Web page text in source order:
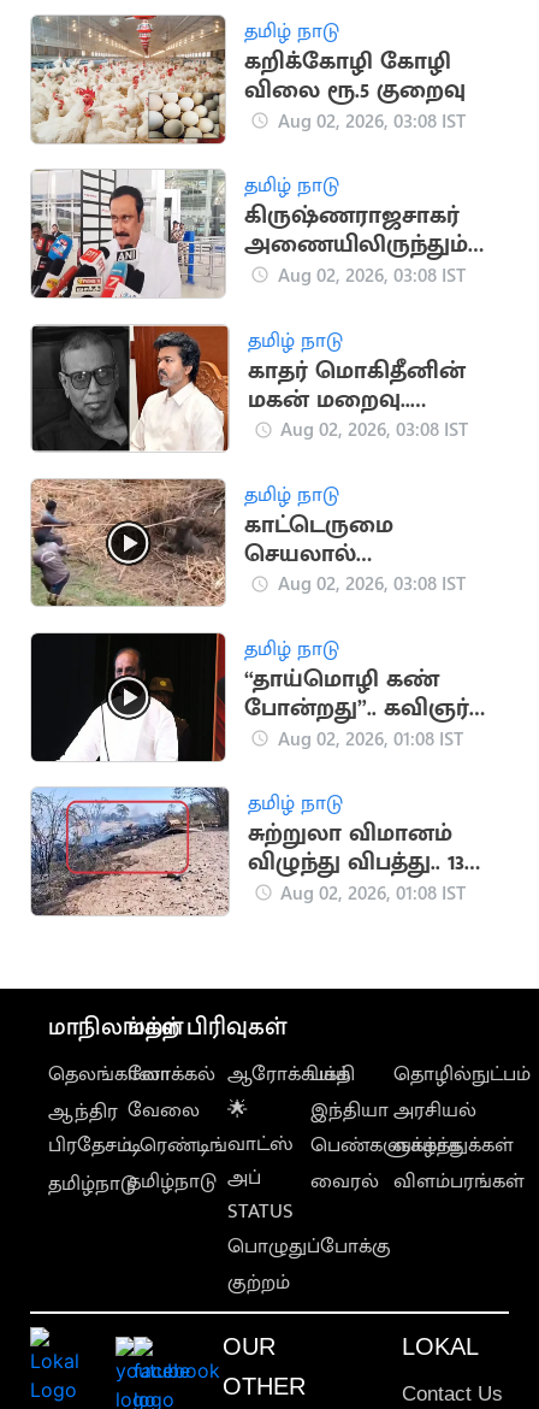
நயினார் காட்டம்
தமிழ் நாடு
கறிக்கோழி கோழி
விலை ரூ.5 குறைவு
Aug 02, 2026, 03:08 IST
தமிழ் நாடு
கிருஷ்ணராஜசாகர்
அணையிலிருந்தும்
தண்ணீர் திறக்க
அன்புமணி
Aug 02, 2026, 03:08 IST
தமிழ் நாடு
காதர் மொகிதீனின்
மகன் மறைவு..
முதலமைச்சர் விஜய்
Aug 02, 2026, 03:08 IST
தமிழ் நாடு
காட்டெருமை
செயலால்
பதறிப்போன
அதிகாரிகள் - வீடியோ
Aug 02, 2026, 03:08 IST
தமிழ் நாடு
“தாய்மொழி கண்
போன்றது”.. கவிஞர்
வைரமுத்து பேச்சு
Aug 02, 2026, 01:08 IST
தமிழ் நாடு
சுற்றுலா விமானம்
விழுந்து விபத்து.. 13
பேர் உயிரிழப்பு
Aug 02, 2026, 01:08 IST
மாநிலங்கள்
தெலங்கானா
ஆந்திர
பிரதேசம்
தமிழ்நாடு
மற்ற பிரிவுகள்
லோக்கல்
வேலை
டிரெண்டிங்
தமிழ்நாடு
ஆரோக்கியம்
🌟
வாட்ஸ்
அப்
STATUS
பொழுதுப்போக்கு
குற்றம்
பக்தி
இந்தியா
பெண்களுக்காக
வைரல்
தொழில்நுட்பம்
அரசியல்
வாழ்த்துக்கள்
விளம்பரங்கள்
OUR
OTHER
LOKAL
Contact Us